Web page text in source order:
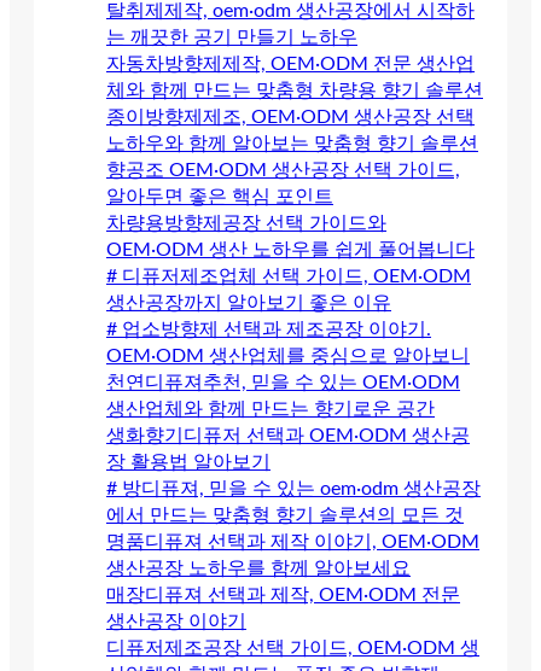
탈취제제작, oem·odm 생산공장에서 시작하
는 깨끗한 공기 만들기 노하우
자동차방향제제작, OEM·ODM 전문 생산업
체와 함께 만드는 맞춤형 차량용 향기 솔루션
종이방향제제조, OEM·ODM 생산공장 선택
노하우와 함께 알아보는 맞춤형 향기 솔루션
향공조 OEM·ODM 생산공장 선택 가이드,
알아두면 좋은 핵심 포인트
차량용방향제공장 선택 가이드와
OEM·ODM 생산 노하우를 쉽게 풀어봅니다
# 디퓨저제조업체 선택 가이드, OEM·ODM
생산공장까지 알아보기 좋은 이유
# 업소방향제 선택과 제조공장 이야기.
OEM·ODM 생산업체를 중심으로 알아보니
천연디퓨져추천, 믿을 수 있는 OEM·ODM
생산업체와 함께 만드는 향기로운 공간
생화향기디퓨저 선택과 OEM·ODM 생산공
장 활용법 알아보기
# 방디퓨져, 믿을 수 있는 oem·odm 생산공장
에서 만드는 맞춤형 향기 솔루션의 모든 것
명품디퓨져 선택과 제작 이야기, OEM·ODM
생산공장 노하우를 함께 알아보세요
매장디퓨져 선택과 제작, OEM·ODM 전문
생산공장 이야기
디퓨저제조공장 선택 가이드, OEM·ODM 생